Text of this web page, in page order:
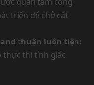
triển để chở cất
thuận luôn tiện:
thực thi tỉnh giấc